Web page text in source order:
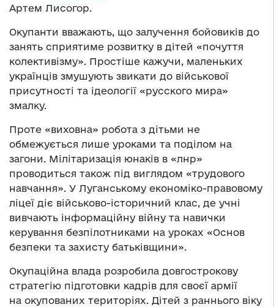
Артем Лисогор.
Окупанти вважають, що залучення бойовиків до
занять сприятиме розвитку в дітей «почуття
колективізму». Простіше кажучи, маленьких
українців змушують звикати до військової
присутності та ідеології «русского мира»
змалку.
Проте «виховна» робота з дітьми не
обмежується лише уроками та поділом на
загони. Мілітаризація юнаків в «лнр»
проводиться також під виглядом «трудового
навчання». У Луганському економіко-правовому
ліцеї діє військово-історичний клас, де учні
вивчають інформаційну війну та навички
керування безпілотниками на уроках «Основ
безпеки та захисту батьківщини».
Окупаційна влада розробила довгострокову
стратегію підготовки кадрів для своєї армії
на окупованих територіях. Дітей з раннього віку